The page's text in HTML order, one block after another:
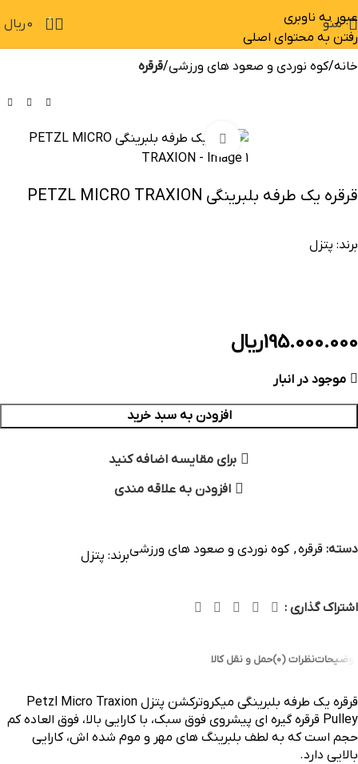
عبور به ناوبری
رفتن به محتوای اصلی
منو 0
0ریال
خانه کوه نوردی و صعود های ورزشی قرقره
بزرگنمایی تصویر
قرقره یک طرفه بلبرینگی PETZL MICRO TRAXION
برند: پتزل
195.000.000ریال
موجود در انبار
افزودن به سبد خرید
برای مقایسه اضافه کنید
افزودن به علاقه مندی
دسته: قرقره, کوه نوردی و صعود های ورزشیبرند: پتزل
اشتراک گذاری :
توضیحاتنظرات (0) حمل و نقل کالا
قرقره یک طرفه بلبرینگی میکروترکشن پتزل Petzl Micro Traxion
Pulley قرقره گیره ای پیشروی فوق سبک، با کارایی بالا، فوق العاده کم
حجم است که به لطف بلبرینگ های مهر و موم شده اش، کارایی
بالایی دارد.